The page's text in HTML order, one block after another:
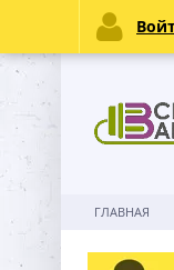
ГЛАВНАЯ